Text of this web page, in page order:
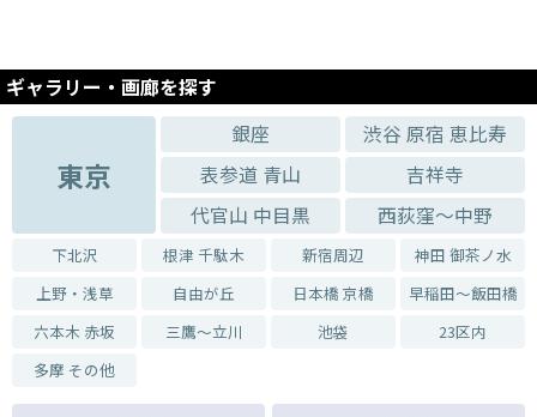
ギャラリー・画廊を探す
東京
銀座
渋谷 原宿 恵比寿
表参道 青山
吉祥寺
代官山 中目黒
西荻窪～中野
下北沢 根津 千駄木 新宿周辺
神田 御茶ノ水
上野・浅草
自由が丘 日本橋 京橋
早稲田～飯田橋
六本木 赤坂
三鷹～立川 池袋
23区内
多摩 その他